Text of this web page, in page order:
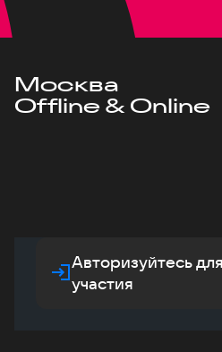
Москва
Offline & Online
Авторизуйтесь для
участия